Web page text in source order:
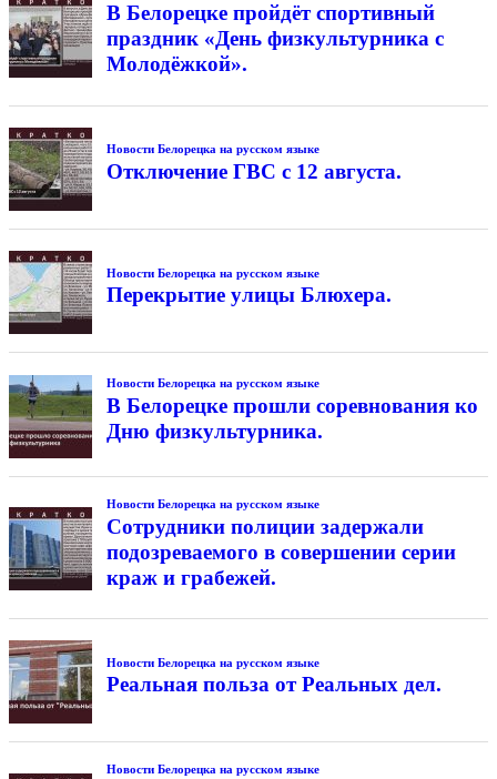
В Белорецке пройдёт спортивный
праздник «День физкультурника с
Молодёжкой».
Новости Белорецка на русском языке
Отключение ГВС с 12 августа.
Новости Белорецка на русском языке
Перекрытие улицы Блюхера.
Новости Белорецка на русском языке
В Белорецке прошли соревнования ко
Дню физкультурника.
Новости Белорецка на русском языке
Сотрудники полиции задержали
подозреваемого в совершении серии
краж и грабежей.
Новости Белорецка на русском языке
Реальная польза от Реальных дел.
Новости Белорецка на русском языке